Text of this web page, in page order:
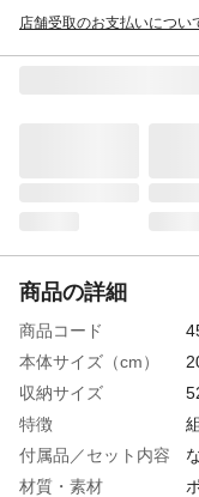
店舗受取のお支払いについ
商品の詳細
商品コード
本体サイズ（cm）
収納サイズ
特徴
付属品／セット内容
材質・素材